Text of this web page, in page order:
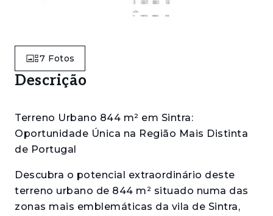
7 Fotos
Descrição
Terreno Urbano 844 m² em Sintra:
Oportunidade Única na Região Mais Distinta
de Portugal
Descubra o potencial extraordinário deste
terreno urbano de 844 m² situado numa das
zonas mais emblemáticas da vila de Sintra,